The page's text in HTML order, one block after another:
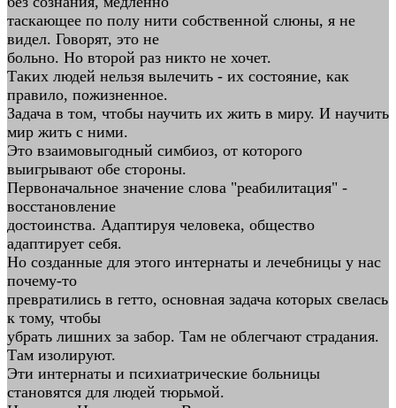
таскающее по полу нити собственной слюны, я не
видел. Говорят, это не
больно. Но второй раз никто не хочет.
Таких людей нельзя вылечить - их состояние, как
правило, пожизненное.
Задача в том, чтобы научить их жить в миру. И научить
мир жить с ними.
Это взаимовыгодный симбиоз, от которого
выигрывают обе стороны.
Первоначальное значение слова "реабилитация" -
восстановление
достоинства. Адаптируя человека, общество
адаптирует себя.
Но созданные для этого интернаты и лечебницы у нас
почему-то
превратились в гетто, основная задача которых свелась
к тому, чтобы
убрать лишних за забор. Там не облегчают страдания.
Там изолируют.
Эти интернаты и психиатрические больницы
становятся для людей тюрьмой.